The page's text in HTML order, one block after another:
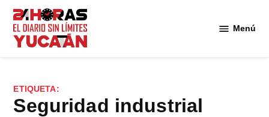
Saltar
contenido
Menú
ETIQUETA:
seguridad industrial